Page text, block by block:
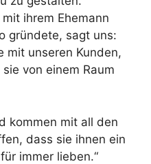
ihrem Ehemann
gründete, sagt uns:
mit unseren Kunden,
von einem Raum
kommen mit all den
dass sie ihnen ein
immer lieben.“